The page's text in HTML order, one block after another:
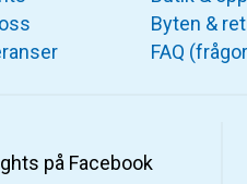
Byten &
FAQ
på Facebook